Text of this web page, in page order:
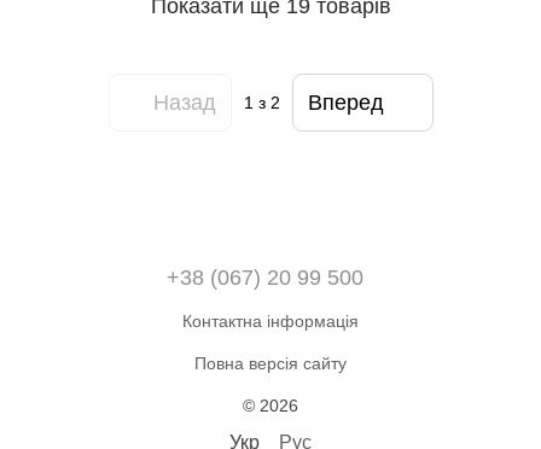
Показати ще 19 товарів
Назад 1з 2 Вперед
+38 (067) 20 99 500
Контактна інформація
Повна версія сайту
© 2026
Укр Рус